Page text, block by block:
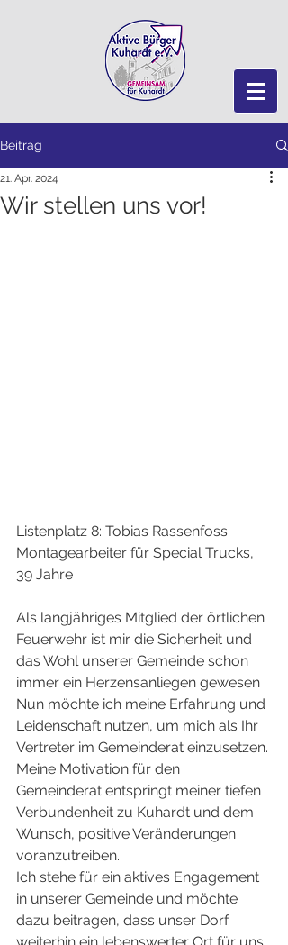
Beitrag
Wir stellen uns vor!
21. Apr. 2024
Listenplatz 8: Tobias Rassenfoss
Montagearbeiter für Special Trucks,
39 Jahre
Als langjähriges Mitglied der örtlichen
Feuerwehr ist mir die Sicherheit und
das Wohl unserer Gemeinde schon
immer ein Herzensanliegen gewesen
Nun möchte ich meine Erfahrung und
Leidenschaft nutzen, um mich als Ihr
Vertreter im Gemeinderat einzusetzen.
Meine Motivation für den
Gemeinderat entspringt meiner tiefen
Verbundenheit zu Kuhardt und dem
Wunsch, positive Veränderungen
voranzutreiben.
Ich stehe für ein aktives Engagement
in unserer Gemeinde und möchte
dazu beitragen, dass unser Dorf